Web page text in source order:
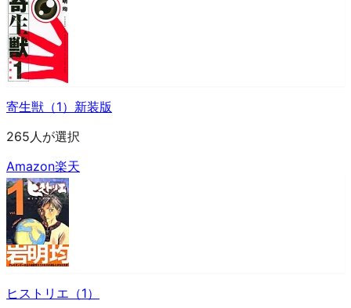
寄生獣（1）新装版
265人が選択
Amazon楽天
ヒストリエ（1）